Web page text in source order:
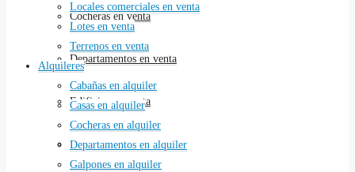
Cocheras en venta
Departamentos en venta
Edificios en venta
Galpones en venta
Locales comerciales en venta
Lotes en venta
Terrenos en venta
Alquileres
Cabañas en alquiler
Casas en alquiler
Cocheras en alquiler
Departamentos en alquiler
Galpones en alquiler